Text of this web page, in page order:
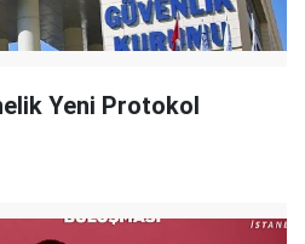
Yeni Protokol